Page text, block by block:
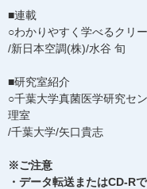
■連載
○わかりやすく学べるクリ
/新日本空調(株)/水谷 旬
■研究室紹介
○千葉大学真菌医学研究セ
理室
/千葉大学/矢口貴志
※ご注意
・データ転送またはCD-R